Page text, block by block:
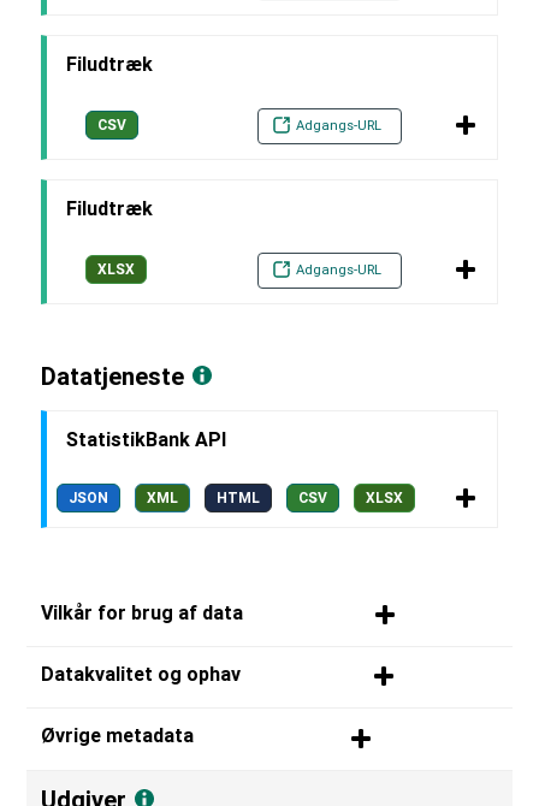
Filudtræk
CSV Adgangs-URL
Filudtræk
XLSX Adgangs-URL
Datatjeneste
StatistikBank API
JSON XML HTML CSV XLSX
Vilkår for brug af data
Datakvalitet og ophav
Øvrige metadata
Udgiver